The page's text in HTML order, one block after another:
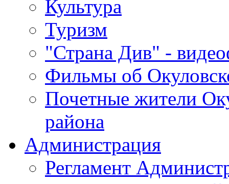
Культура
Туризм
"Страна Див" -
Фильмы об
Почетные жители
района
Администрация
Регламент